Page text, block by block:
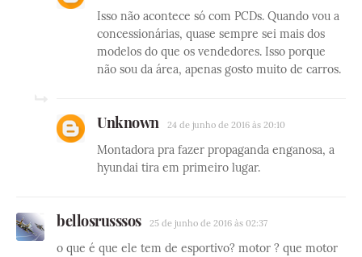
Isso não acontece só com PCDs. Quando vou a
concessionárias, quase sempre sei mais dos
modelos do que os vendedores. Isso porque
não sou da área, apenas gosto muito de carros.
Unknown 24 de junho de 2016 às 20:10
Montadora pra fazer propaganda enganosa, a
hyundai tira em primeiro lugar.
bellosrusssos 25 de junho de 2016 às 02:37
o que é que ele tem de esportivo? motor ? que motor